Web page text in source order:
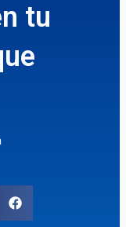
tu